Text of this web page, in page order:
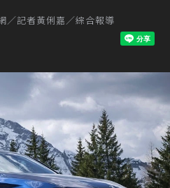
／記者黃俐嘉／綜合報導